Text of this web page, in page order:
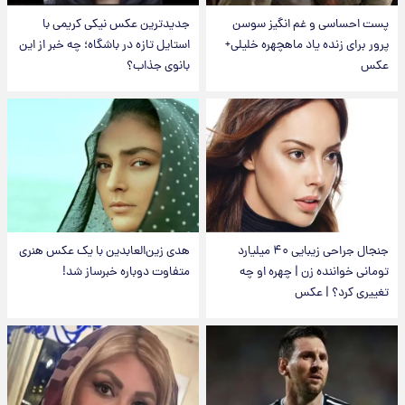
پست احساسی و غم انگیز سوسن
پرور برای زنده یاد ماهچهره خلیلی+
عکس
جدیدترین عکس نیکی کریمی با
استایل تازه در باشگاه؛ چه خبر از این
بانوی جذاب؟
جنجال جراحی زیبایی ۴۰ میلیارد
تومانی خواننده زن | چهره او چه
تغییری کرد؟ | عکس
هدی زین‌العابدین با یک عکس هنری
متفاوت دوباره خبرساز شد!